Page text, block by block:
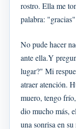
rostro. Ella me
palabra:
No pude hacer
ante ella.Y
lugar?" Mi
atraer atención.
muero, tengo
dio mucho más,
una sonrisa en